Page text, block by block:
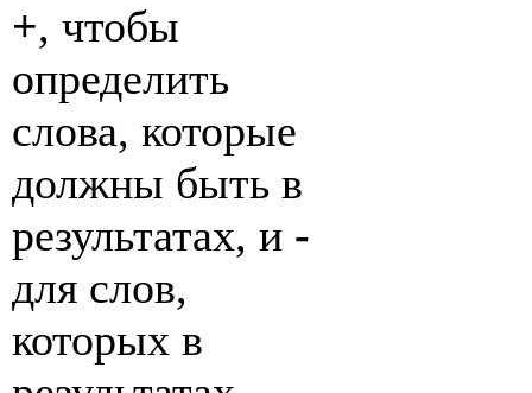
+, чтобы
определить
слова, которые
должны быть в
результатах, и -
для слов,
которых в